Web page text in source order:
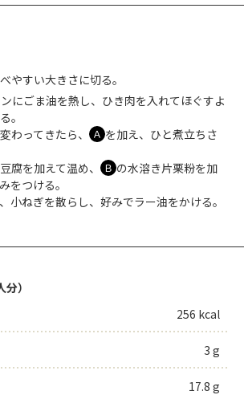
やすい大きさに切る。
にごま油を熱し、ひき肉を入れてほぐすよ
。
わってきたら、
Ａ を加え、ひと煮立ちさ
腐を加えて温め、 Ｂ の水溶き片栗粉を加
をつける。
小ねぎを散らし、好みでラー油をかける。
）
256 kcal
3 g
17.8 g